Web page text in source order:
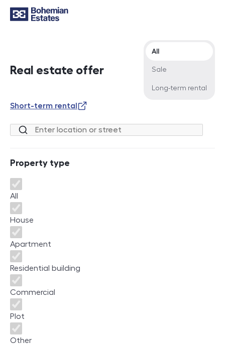
Real estate offer
Offer type
All
Sale
Long-term rental
Short-term rental
Location or street
Property type
Property type
All
House
Apartment
Residential building
Commercial
Plot
Other